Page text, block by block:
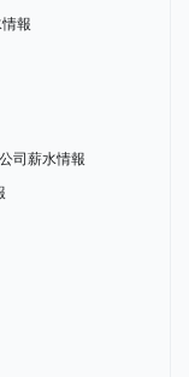
報
司薪水情報